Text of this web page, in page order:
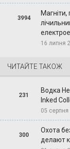
3994
Магніти,
16 липня
ЧИТАЙТЕ ТАКОЖ
231
Водка
Inked
05 серпня
300
Охота
делают